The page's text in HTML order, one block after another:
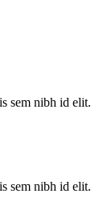
sem nibh id elit.
sem nibh id elit.